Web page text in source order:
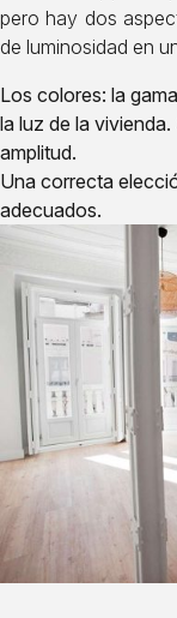
pero hay dos
de luminosidad en
Los colores: la
la luz de la
amplitud.
Una correcta
adecuados.